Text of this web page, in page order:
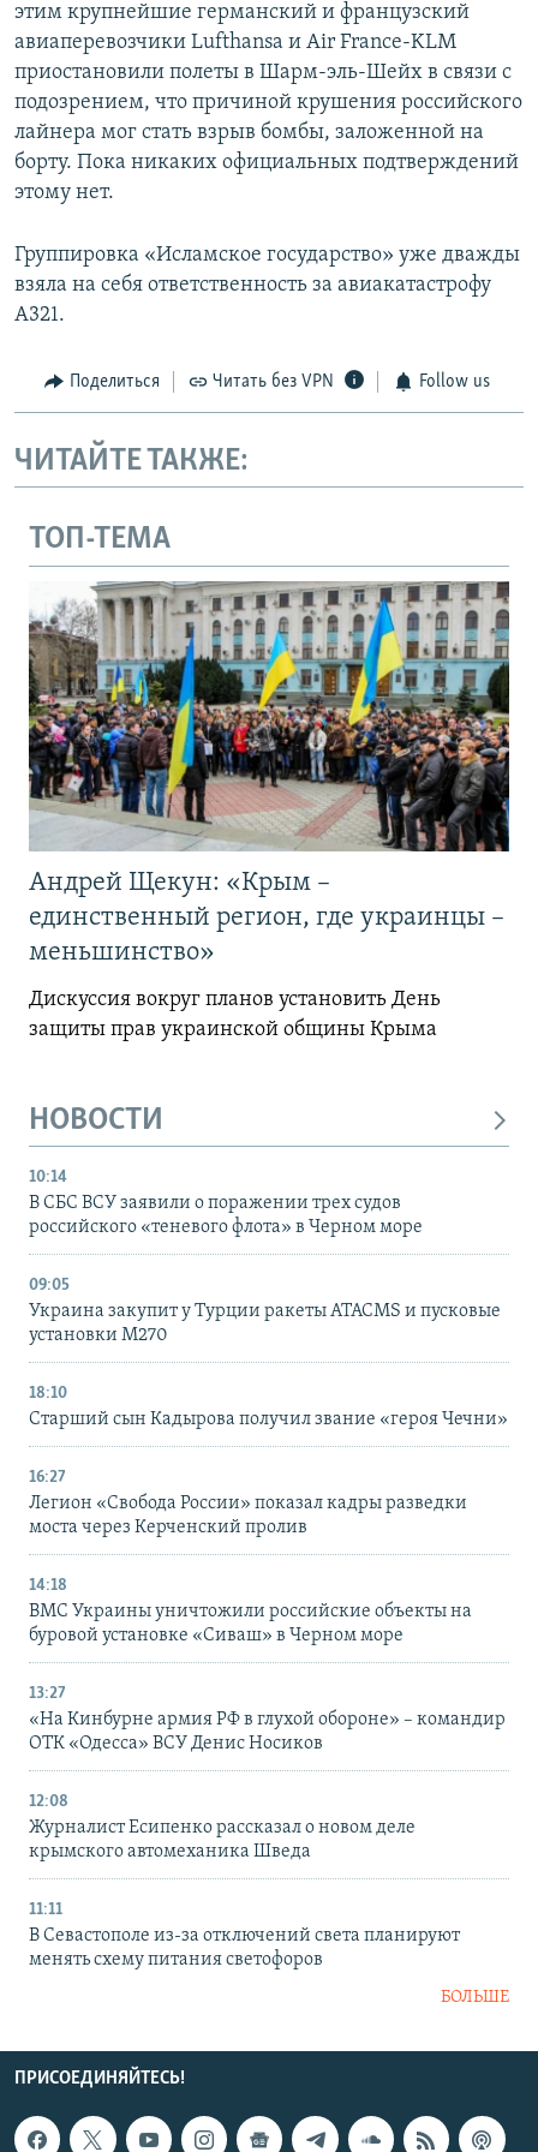
этим крупнейшие германский и французский
авиаперевозчики Lufthansa и Air France-KLM
приостановили полеты в Шарм-эль-Шейх в связи с
подозрением, что причиной крушения российского
лайнера мог стать взрыв бомбы, заложенной на
борту. Пока никаких официальных подтверждений
этому нет.
Группировка «Исламское государство» уже дважды
взяла на себя ответственность за авиакатастрофу
А321.
Поделиться Читать без VPN Follow us
ЧИТАЙТЕ ТАКЖЕ:
ТОП-ТЕМА
Андрей Щекун: «Крым –
единственный регион, где украинцы –
меньшинство»
Дискуссия вокруг планов установить День
защиты прав украинской общины Крыма
НОВОСТИ
10:14
В СБС ВСУ заявили о поражении трех судов
российского «теневого флота» в Черном море
09:05
Украина закупит у Турции ракеты ATACMS и пусковые
установки M270
18:10
Старший сын Кадырова получил звание «героя Чечни»
16:27
Легион «Свобода России» показал кадры разведки
моста через Керченский пролив
14:18
ВМС Украины уничтожили российские объекты на
буровой установке «Сиваш» в Черном море
13:27
«На Кинбурне армия РФ в глухой обороне» – командир
ОТК «Одесса» ВСУ Денис Носиков
12:08
Журналист Есипенко рассказал о новом деле
крымского автомеханика Шведа
11:11
В Севастополе из-за отключений света планируют
менять схему питания светофоров
БОЛЬШЕ
ПРИСОЕДИНЯЙТЕСЬ!